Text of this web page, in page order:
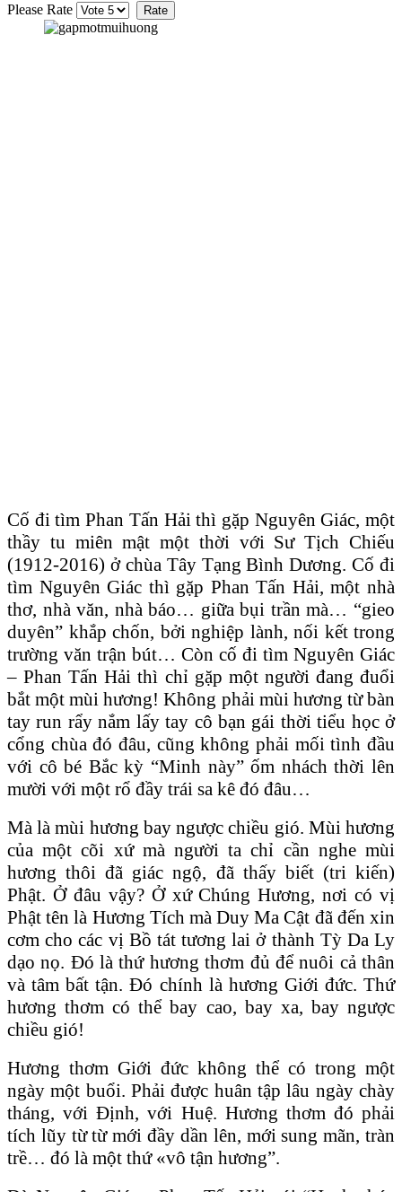
Please Rate
Cố đi tìm Phan Tấn Hải thì gặp Nguyên Giác, một
thầy tu miên mật một thời với Sư Tịch Chiếu
(1912-2016) ở chùa Tây Tạng Bình Dương. Cố đi
tìm Nguyên Giác thì gặp Phan Tấn Hải, một nhà
thơ, nhà văn, nhà báo… giữa bụi trần mà… “gieo
duyên” khắp chốn, bởi nghiệp lành, nối kết trong
trường văn trận bút… Còn cố đi tìm Nguyên Giác
– Phan Tấn Hải thì chỉ gặp một người đang đuổi
bắt một mùi hương! Không phải mùi hương từ bàn
tay run rẩy nắm lấy tay cô bạn gái thời tiểu học ở
cổng chùa đó đâu, cũng không phải mối tình đầu
với cô bé Bắc kỳ “Minh này” ốm nhách thời lên
mười với một rổ đầy trái sa kê đó đâu…
Mà là mùi hương bay ngược chiều gió. Mùi hương
của một cõi xứ mà người ta chỉ cần nghe mùi
hương thôi đã giác ngộ, đã thấy biết (tri kiến)
Phật. Ở đâu vậy? Ở xứ Chúng Hương, nơi có vị
Phật tên là Hương Tích mà Duy Ma Cật đã đến xin
cơm cho các vị Bồ tát tương lai ở thành Tỳ Da Ly
dạo nọ. Đó là thứ hương thơm đủ để nuôi cả thân
và tâm bất tận. Đó chính là hương Giới đức. Thứ
hương thơm có thể bay cao, bay xa, bay ngược
chiều gió!
Hương thơm Giới đức không thể có trong một
ngày một buổi. Phải được huân tập lâu ngày chày
tháng, với Định, với Huệ. Hương thơm đó phải
tích lũy từ từ mới đầy dần lên, mới sung mãn, tràn
trề… đó là một thứ «vô tận hương”.